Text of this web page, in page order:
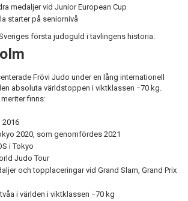
medaljer vid Junior European Cup
starter på seniornivå
första judoguld i tävlingens historia.
Frövi Judo under en lång internationell
absoluta världstoppen i viktklassen −70 kg.
finns:
2016
2020, som genomfördes 2021
i Tokyo
Judo Tour
och topplaceringar vid Grand Slam, Grand Prix
i världen i viktklassen −70 kg